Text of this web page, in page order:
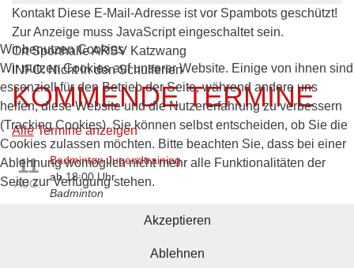
Kontakt Diese E-Mail-Adresse ist vor Spambots geschützt!
Zur Anzeige muss JavaScript eingeschaltet sein.
OrtSporthalle ARSV Katzwang
INFO: Nicht in den Schulferien
KOMMENDE TERMINE
AlleTermine anzeigen
11
AUG.
Badminton Jugendtraining
ab 18:00 Uhr
Badminton
Badminton Erwachsenentraining
Wir benutzen Cookies
Wir nutzen Cookies auf unserer Website. Einige von ihnen sind
essenziell für den Betrieb der Seite, während andere uns
helfen, diese Website und die Nutzererfahrung zu verbessern
(Tracking Cookies). Sie können selbst entscheiden, ob Sie die
Cookies zulassen möchten. Bitte beachten Sie, dass bei einer
Ablehnung womöglich nicht mehr alle Funktionalitäten der
Seite zur Verfügung stehen.
Akzeptieren
Ablehnen